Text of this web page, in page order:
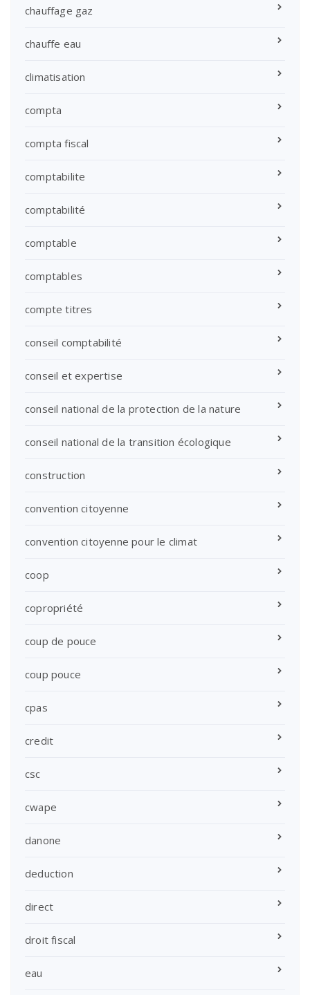
chauffage gaz
chauffe eau
climatisation
compta
compta fiscal
comptabilite
comptabilité
comptable
comptables
compte titres
conseil comptabilité
conseil et expertise
conseil national de la protection de la nature
conseil national de la transition écologique
construction
convention citoyenne
convention citoyenne pour le climat
coop
copropriété
coup de pouce
coup pouce
cpas
credit
csc
cwape
danone
deduction
direct
droit fiscal
eau